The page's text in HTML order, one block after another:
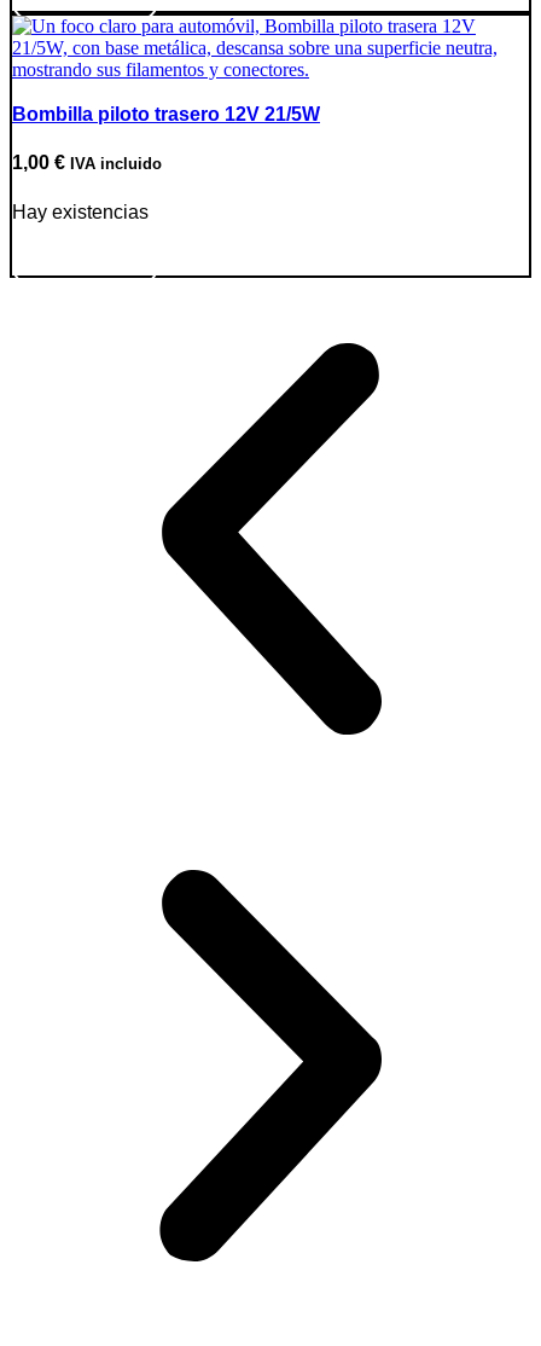
Bombilla piloto trasero 12V 21/5W
1,00 € IVA incluido
Hay existencias